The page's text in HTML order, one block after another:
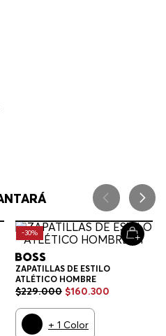
-30%
ZAPATILLAS DE ESTILO
ATLÉTICO HOMBRE
$229.000 $160.300
+ 1 Color